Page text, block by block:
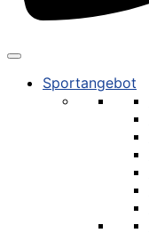
Sportangebot